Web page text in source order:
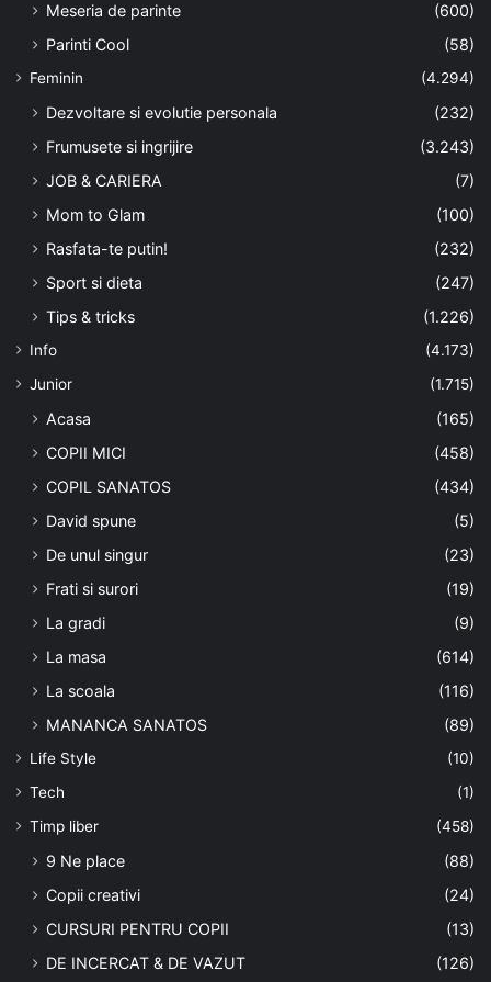
Meseria de parinte
(600)
Parinti Cool
(58)
Feminin (4.294)
Dezvoltare si evolutie personala
(232)
Frumusete si ingrijire
(3.243)
JOB & CARIERA
(7)
Mom to Glam
(100)
Rasfata-te putin!
(232)
Sport si dieta
(247)
Tips & tricks
(1.226)
Info
(4.173)
Junior
(1.715)
Acasa
(165)
COPII MICI
(458)
COPIL SANATOS
(434)
David spune
(5)
De unul singur
(23)
Frati si surori
(19)
La gradi
(9)
La masa
(614)
La scoala
(116)
MANANCA SANATOS
(89)
Life Style
(10)
Tech
(1)
Timp liber
(458)
9 Ne place
(88)
Copii creativi
(24)
CURSURI PENTRU COPII
(13)
DE INCERCAT & DE VAZUT
(126)